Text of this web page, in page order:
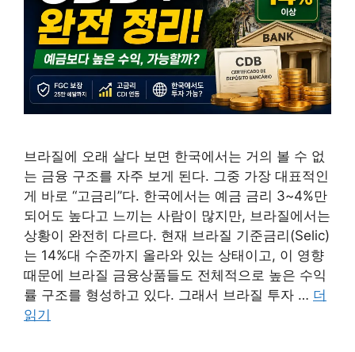
브라질에 오래 살다 보면 한국에서는 거의 볼 수 없
는 금융 구조를 자주 보게 된다. 그중 가장 대표적인
게 바로 “고금리”다. 한국에서는 예금 금리 3~4%만
되어도 높다고 느끼는 사람이 많지만, 브라질에서는
상황이 완전히 다르다. 현재 브라질 기준금리(Selic)
는 14%대 수준까지 올라와 있는 상태이고, 이 영향
때문에 브라질 금융상품들도 전체적으로 높은 수익
률 구조를 형성하고 있다. 그래서 브라질 투자 … 더
읽기